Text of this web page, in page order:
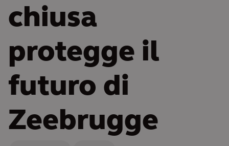
chiusa
protegge il
futuro di
Zeebrugge